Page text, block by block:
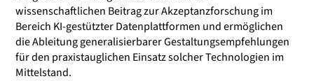
wissenschaftlichen Beitrag zur Akzeptanzforschung im
Bereich KI-gestützter Datenplattformen und ermöglichen
die Ableitung generalisierbarer Gestaltungsempfehlungen
für den praxistauglichen Einsatz solcher Technologien im
Mittelstand.